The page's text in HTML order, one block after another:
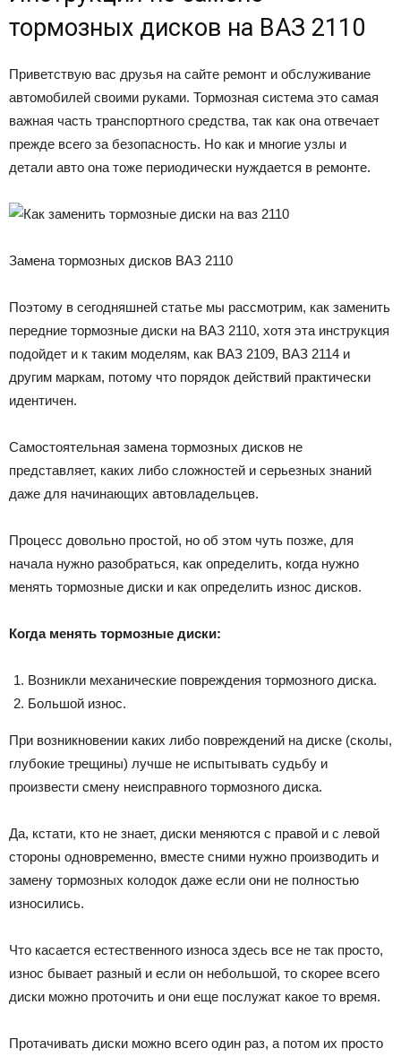
тормозных дисков на ВАЗ 2110
Приветствую вас друзья на сайте ремонт и обслуживание
автомобилей своими руками. Тормозная система это самая
важная часть транспортного средства, так как она отвечает
прежде всего за безопасность. Но как и многие узлы и
детали авто она тоже периодически нуждается в ремонте.
Замена тормозных дисков ВАЗ 2110
Поэтому в сегодняшней статье мы рассмотрим, как заменить
передние тормозные диски на ВАЗ 2110, хотя эта инструкция
подойдет и к таким моделям, как ВАЗ 2109, ВАЗ 2114 и
другим маркам, потому что порядок действий практически
идентичен.
Самостоятельная замена тормозных дисков не
представляет, каких либо сложностей и серьезных знаний
даже для начинающих автовладельцев.
Процесс довольно простой, но об этом чуть позже, для
начала нужно разобраться, как определить, когда нужно
менять тормозные диски и как определить износ дисков.
Когда менять тормозные диски:
Возникли механические повреждения тормозного диска.
Большой износ.
При возникновении каких либо повреждений на диске (сколы,
глубокие трещины) лучше не испытывать судьбу и
произвести смену неисправного тормозного диска.
Да, кстати, кто не знает, диски меняются с правой и с левой
стороны одновременно, вместе сними нужно производить и
замену тормозных колодок даже если они не полностью
износились.
Что касается естественного износа здесь все не так просто,
износ бывает разный и если он небольшой, то скорее всего
диски можно проточить и они еще послужат какое то время.
Протачивать диски можно всего один раз, а потом их просто